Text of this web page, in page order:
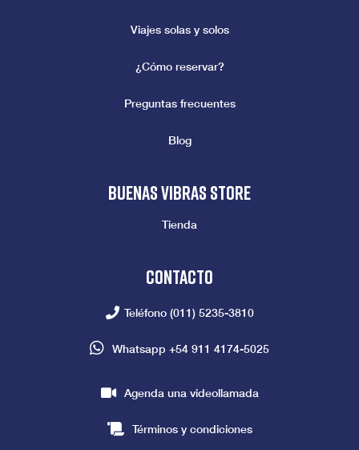
Viajes solas y solos
¿Cómo reservar?
Preguntas frecuentes
Blog
Buenas vibras store
Tienda
Contacto
Teléfono (011) 5235-3810
Whatsapp +54 911 4174-5025
Agenda una videollamada
Términos y condiciones